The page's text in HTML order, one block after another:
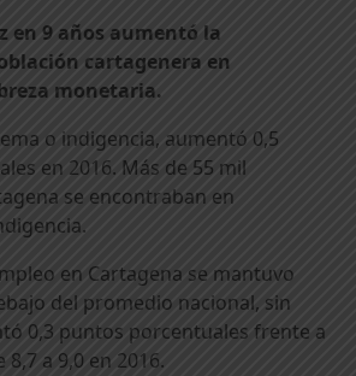
en 9 años aumentó la
cartagenera en
monetaria.
o indigencia, aumentó 0,5
en 2016. Más de 55 mil
se encontraban en
en Cartagena se mantuvo
del promedio nacional, sin
0,3 puntos porcentuales frente a
a 9,0 en 2016.